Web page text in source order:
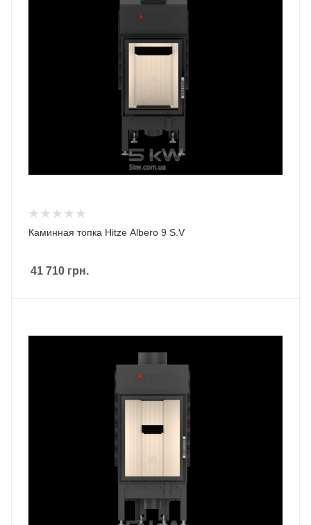
Каминная топка Hitze Albero 9 S.V
41 710 грн.